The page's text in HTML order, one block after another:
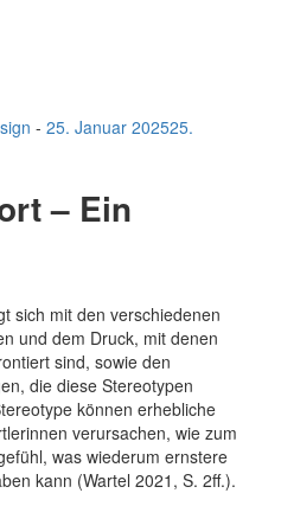
- 25. Januar 202525.
– Ein
sich mit den verschiedenen
und dem Druck, mit denen
sind, sowie den
die diese Stereotypen
können erhebliche
verursachen, wie zum
was wiederum ernstere
kann (Wartel 2021, S. 2ff.).